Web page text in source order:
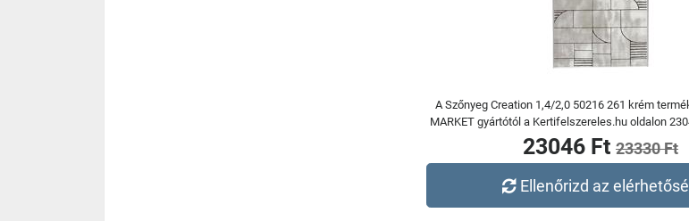
A Szőnyeg Creation 1,4/2,0 50216 261 krém
MARKET gyártótól a Kertifelszereles.hu oldalon
23046 Ft 23330 Ft
Ellenőrizd az